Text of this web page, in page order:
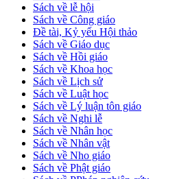
Sách về lễ hội
Sách về Công giáo
Đề tài, Kỷ yếu Hội thảo
Sách về Giáo dục
Sách về Hồi giáo
Sách về Khoa học
Sách về Lịch sử
Sách về Luật học
Sách về Lý luận tôn giáo
Sách về Nghi lễ
Sách về Nhân học
Sách về Nhân vật
Sách về Nho giáo
Sách về Phật giáo